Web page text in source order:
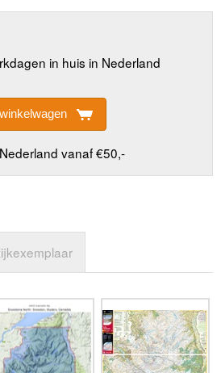
in huis in Nederland
winkelwagen
vanaf €50,-